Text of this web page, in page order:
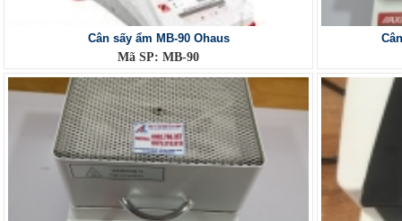
Cân sấy ẩm MB-90 Ohaus
Mã SP: MB-90